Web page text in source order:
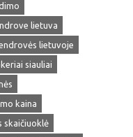
lietuva
lietuvoje
siauliai
kaina
skaičiuoklė